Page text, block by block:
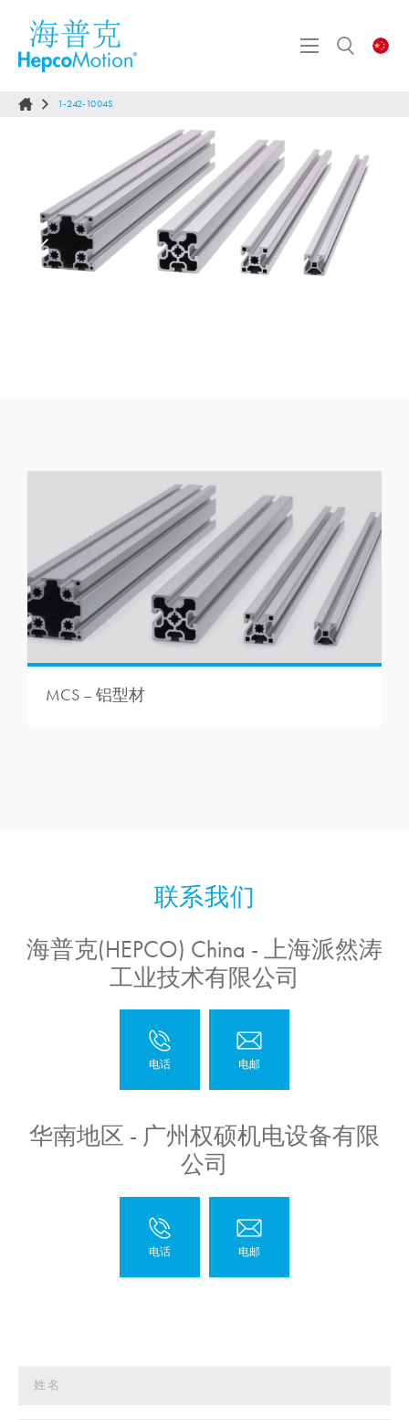
1-242-1004S
MCS – 铝型材
海普克(HEPCO) China - 上海派然涛
工业技术有限公司
华南地区 - 广州权硕机电设备有限
公司